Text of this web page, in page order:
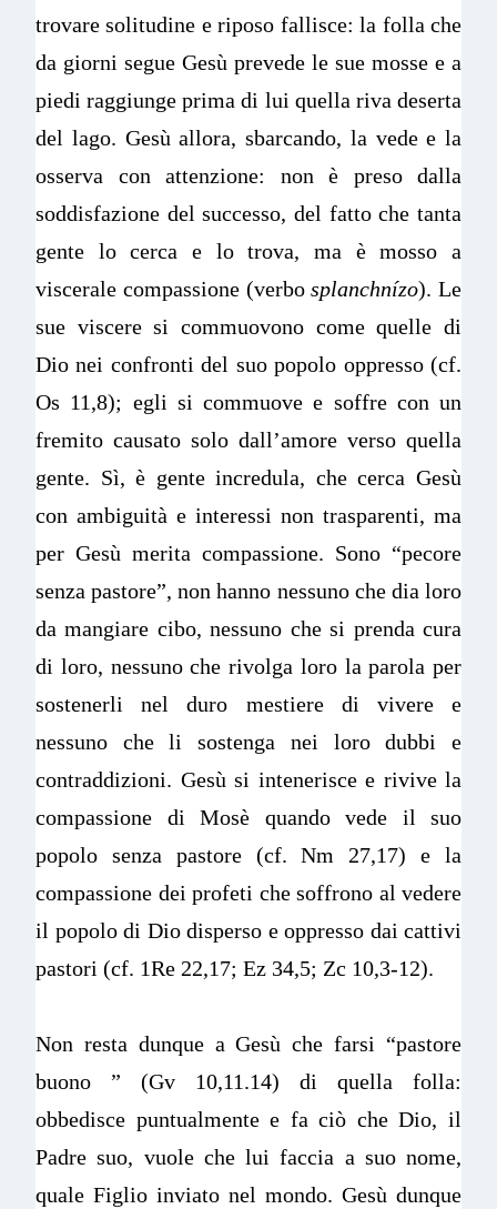
trovare solitudine e riposo fallisce: la folla che
da giorni segue Gesù prevede le sue mosse e a
piedi raggiunge prima di lui quella riva deserta
del lago. Gesù allora, sbarcando, la vede e la
osserva con attenzione: non è preso dalla
soddisfazione del successo, del fatto che tanta
gente lo cerca e lo trova, ma è mosso a
viscerale compassione (verbosplanchnízo). Le
sue viscere si commuovono come quelle di
Dio nei confronti del suo popolo oppresso (cf.
Os 11,8); egli si commuove e soffre con un
fremito causato solo dall’amore verso quella
gente. Sì, è gente incredula, che cerca Gesù
con ambiguità e interessi non trasparenti, ma
per Gesù merita compassione. Sono “pecore
senza pastore”, non hanno nessuno che dia loro
da mangiare cibo, nessuno che si prenda cura
di loro, nessuno che rivolga loro la parola per
sostenerli nel duro mestiere di vivere e
nessuno che li sostenga nei loro dubbi e
contraddizioni. Gesù si intenerisce e rivive la
compassione di Mosè quando vede il suo
popolo senza pastore (cf. Nm 27,17) e la
compassione dei profeti che soffrono al vedere
il popolo di Dio disperso e oppresso dai cattivi
pastori (cf. 1Re 22,17; Ez 34,5; Zc 10,3-12).
Non resta dunque a Gesù che farsi “pastore
buono ” (Gv 10,11.14) di quella folla:
obbedisce puntualmente e fa ciò che Dio, il
Padre suo, vuole che lui faccia a suo nome,
quale Figlio inviato nel mondo. Gesù dunque